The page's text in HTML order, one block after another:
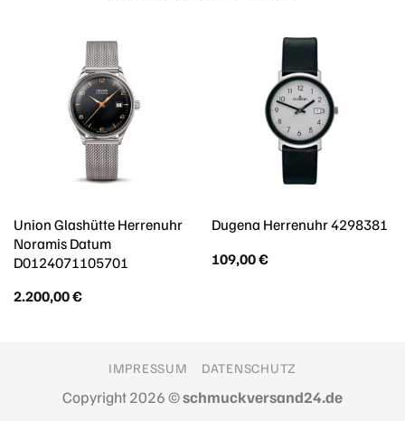
Union Glashütte Herrenuhr
Noramis Datum
D0124071105701
2.200,00€
Dugena Herrenuhr 4298381
109,00€
IMPRESSUM DATENSCHUTZ
Copyright 2026 ©schmuckversand24.de